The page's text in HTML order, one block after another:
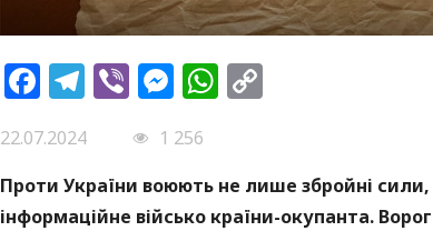
Facebook
Telegram
ViberMessenger
WhatsApp
22.07.2024
1 256
Проти України воюють не лише збройні сили,
інформаційне військо країни-окупанта.